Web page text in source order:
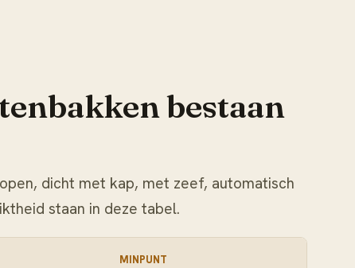
bestaan
dicht met kap, met zeef, automatisch
staan in deze tabel.
MINPUNT